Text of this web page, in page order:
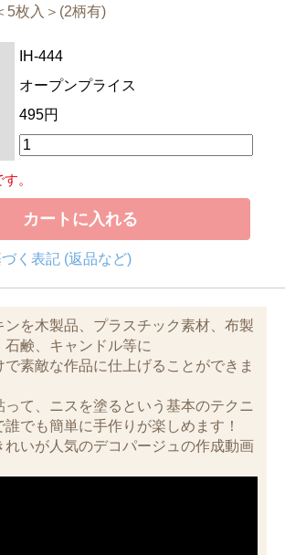
5枚入＞(2柄有)
IH-444
オープンプライス
495円
。
く表記 (返品など)
ンを木製品、プラスチック素材、布製
鹸、キャンドル等に
素敵な作品に仕上げることができま
って、ニスを塗るという基本のテクニ
誰でも簡単に手作りが楽しめます！
れいが人気のデコパージュの作成動画